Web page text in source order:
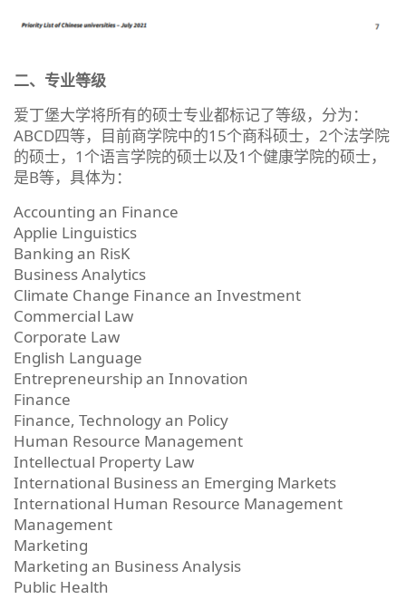
二、专业等级
爱丁堡大学将所有的硕士专业都标记了等级，分为：
ABCD四等，目前商学院中的15个商科硕士，2个法学院
的硕士，1个语言学院的硕士以及1个健康学院的硕士，
是B等，具体为：
Accounting an Finance
Applie Linguistics
Banking an RisK
Business Analytics
Climate Change Finance an Investment
Commercial Law
Corporate Law
English Language
Entrepreneurship an Innovation
Finance
Finance, Technology an Policy
Human Resource Management
Intellectual Property Law
International Business an Emerging Markets
International Human Resource Management
Management
Marketing
Marketing an Business Analysis
Public Health